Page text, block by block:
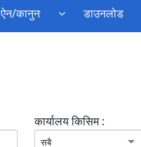
ऐन/कानुन डाउनलोड
कार्यालय किसिम :
सबै